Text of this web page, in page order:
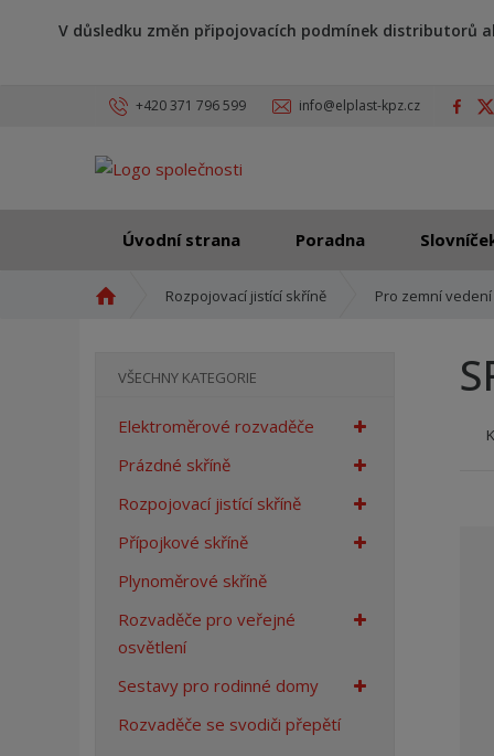
V důsledku změn připojovacích podmínek distributorů
+420 371 796 599 info@elplast-kpz.cz
Úvodní strana Poradna
s
t
a
n
Rozpojovací jistící skříně Pro zemní vedení
VŠECHNY KATEGORIE
Elektroměrové rozvaděče
Prázdné skříně
Rozpojovací jistící skříně
Přípojkové skříně
Plynoměrové skříně
Rozvaděče pro veřejné
osvětlení
Sestavy pro rodinné domy
Rozvaděče se svodiči přepětí